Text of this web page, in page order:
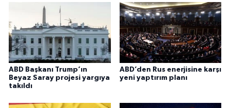
ABD Başkanı Trump’ın
Beyaz Saray projesi yargıya
takıldı
ABD’den Rus enerjisine karşı
yeni yaptırım planı